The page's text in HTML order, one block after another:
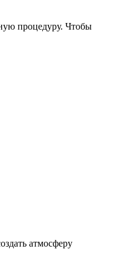
процедуру. Чтобы
атмосферу